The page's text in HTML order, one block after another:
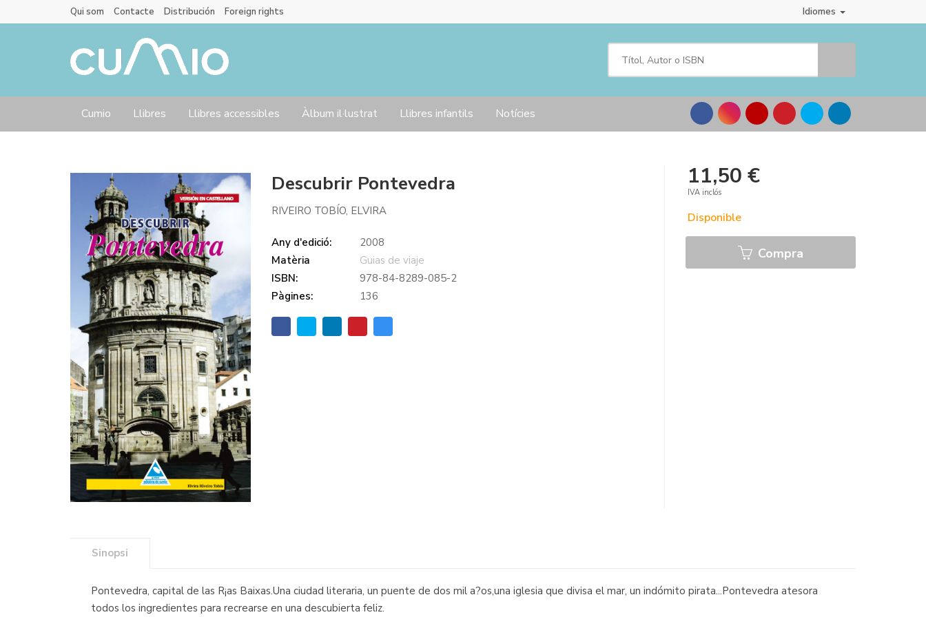
Idiomes
Qui som Contacte Distribución Foreign rights
Cumio Llibres Llibres accessibles Àlbum il·lustrat Llibres infantils Notícies
Descubrir Pontevedra
RIVEIRO TOBÍO, ELVIRA
Any d'edició:
2008
Matèria
Guias de viaje
ISBN:
978-84-8289-085-2
Pàgines:
136
11,50 €
IVA inclós
Disponible
Compra
Sinopsi
Pontevedra, capital de las R¡as Baixas.Una ciudad literaria, un puente de dos mil a?os,una iglesia que divisa el mar, un indómito pirata...Pontevedra atesora
todos los ingredientes para recrearse en una descubierta feliz.